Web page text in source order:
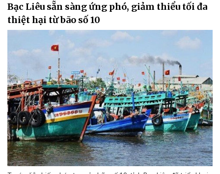
Bạc Liêu sẵn sàng ứng phó, giảm thiểu tối đa
thiệt hại từ bão số 10